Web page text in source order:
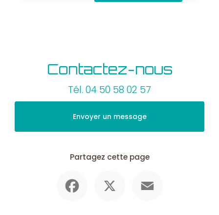
Contactez-nous
Tél. 04 50 58 02 57
Envoyer un message
Partagez cette page